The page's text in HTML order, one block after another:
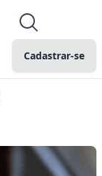
Cadastrar-se